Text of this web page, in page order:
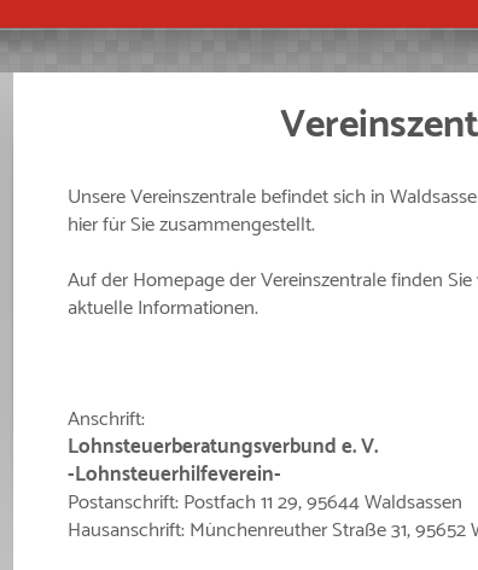
Unsere Vereinszentrale befindet sich in
hier für Sie zusammengestellt.
Auf der Homepage der Vereinszentrale finden
aktuelle Informationen.
Anschrift:
Lohnsteuerberatungsverbund e. V.
-Lohnsteuerhilfeverein-
Postanschrift: Postfach 11 29, 95644 Waldsassen
Hausanschrift: Münchenreuther Straße 31, 95652